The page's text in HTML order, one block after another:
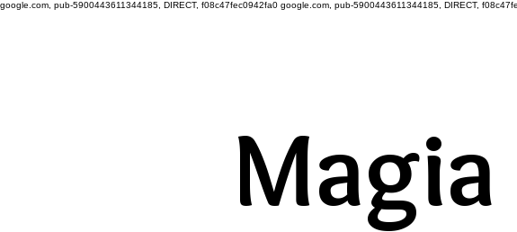
google.com, pub-5900443611344185, DIRECT, f08c47fec0942fa0 google.com, pub-5900443611344185, DIRECT,
A ENERGIA DO